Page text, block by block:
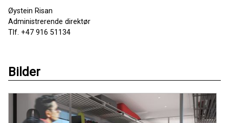
Øystein Risan
Administrerende direktør
Tlf. +47 916 51134
Bilder